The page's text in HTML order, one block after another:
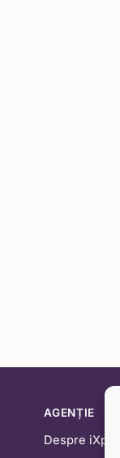
AGENȚIE
Despre iXpr